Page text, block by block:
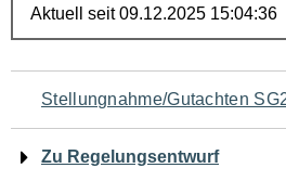
Navigation
für
Stellungnahme/Gutachten
Zu Regelungsentwurf